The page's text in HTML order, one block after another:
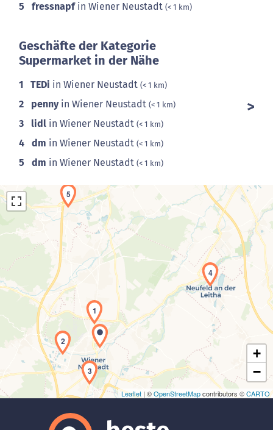
5 fressnapfin Wiener Neustadt (< 1 km)
Geschäfte der Kategorie
Supermarket in der Nähe
1 TEDi in Wiener Neustadt (< 1 km)
2 pennyin Wiener Neustadt (< 1 km)
3 lidl in Wiener Neustadt (< 1 km)
4 dm in Wiener Neustadt (< 1 km)
5 dm in Wiener Neustadt (< 1 km)
Laden der Karte...
1
2
3
4
5
+
−
Leaflet | ©OpenStreetMapcontributors ©CARTO